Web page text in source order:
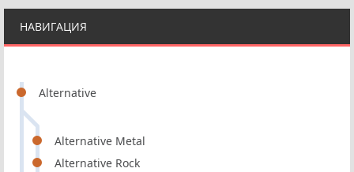
НАВИГАЦИЯ
Alternative
Alternative Metal
Alternative Rock